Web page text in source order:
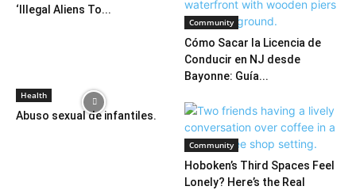
‘Illegal Aliens To...
Community
Cómo Sacar la Licencia de
Conducir en NJ desde
Bayonne: Guía...
Health
Abuso sexual de infantiles.
Community
Hoboken’s Third Spaces Feel
Lonely? Here’s the Real